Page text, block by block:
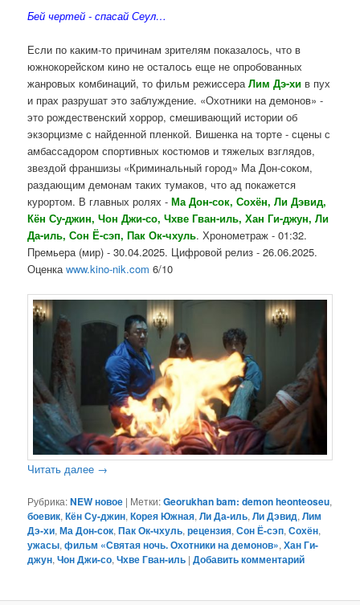
Бей чертей - спасай Сеул…
Если по каким-то причинам зрителям показалось, что в
южнокорейском кино не осталось еще не опробованных
жанровых комбинаций, то фильм режиссераЛим Дэ-хи в пух
и прах разрушат это заблуждение. «Охотники на демонов» -
это рождественский хоррор, смешивающий истории об
экзорцизме с найденной пленкой. Вишенка на торте - сцены с
амбассадором спортивных костюмов и тяжелых взглядов,
звездой франшизы «Криминальный город» Ма Дон‑соком,
раздающим демонам таких тумаков, что ад покажется
курортом. В главных ролях -Ма Дон-сок, Сохён, Ли Дэвид,
Кён Су-джин, Чон Джи-со, Чхве Гван-иль, Хан Ги-джун, Ли
Да-иль, Сон Ё-сэп, Пак Ок-чхуль. Хронометраж - 01:32.
Премьера (мир) - 30.04.2025. Цифровой релиз - 26.06.2025.
Оценкаwww.kino-nik.com 6/10
Читать далее →
Рубрика:NEW новое | Метки:Georukhan bam: demon heonteoseu,
боевик,Кён Су-джин,Корея Южная,Ли Да-иль,Ли Дэвид,Лим
Дэ-хи,Ма Дон-сок,Пак Ок-чхуль,рецензия,Сон Ё-сэп,Сохён,
ужасы,фильм «Святая ночь. Охотники на демонов»,Хан Ги-
джун,Чон Джи-со,Чхве Гван-иль |Добавить комментарий